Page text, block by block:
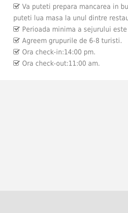
Va puteti prepara mancarea in
puteti lua masa la unul dintre
Perioada minima a sejurului
Agreem grupurile de 6-8 turisti.
Ora check-in:14:00 pm.
Ora check-out:11:00 am.